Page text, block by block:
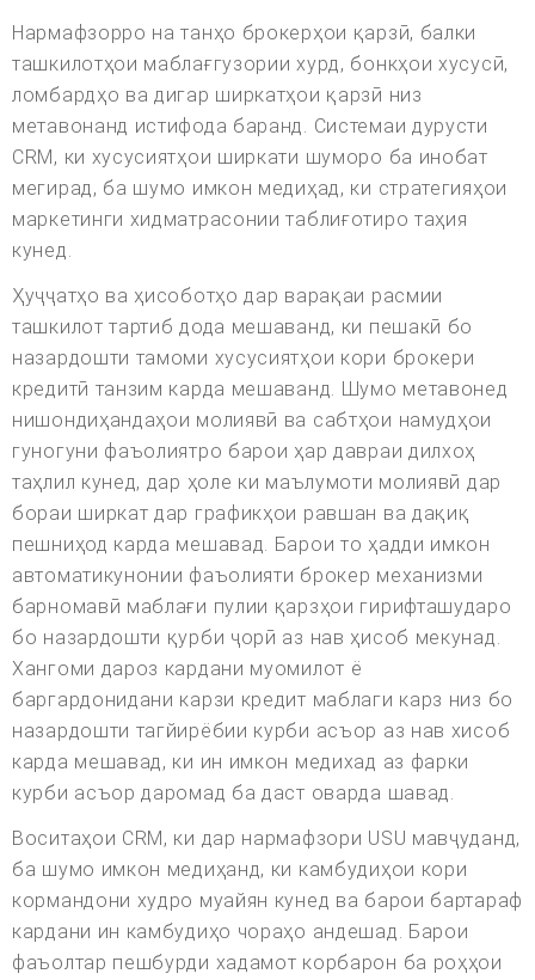
Нармафзорро на танҳо брокерҳои қарзӣ, балки
ташкилотҳои маблағгузории хурд, бонкҳои хусусӣ,
ломбардҳо ва дигар ширкатҳои қарзӣ низ
метавонанд истифода баранд. Системаи дурусти
CRM, ки хусусиятҳои ширкати шуморо ба инобат
мегирад, ба шумо имкон медиҳад, ки стратегияҳои
маркетинги хидматрасонии таблиғотиро таҳия
кунед.
Ҳуҷҷатҳо ва ҳисоботҳо дар варақаи расмии
ташкилот тартиб дода мешаванд, ки пешакӣ бо
назардошти тамоми хусусиятҳои кори брокери
кредитӣ танзим карда мешаванд. Шумо метавонед
нишондиҳандаҳои молиявӣ ва сабтҳои намудҳои
гуногуни фаъолиятро барои ҳар давраи дилхоҳ
таҳлил кунед, дар ҳоле ки маълумоти молиявӣ дар
бораи ширкат дар графикҳои равшан ва дақиқ
пешниҳод карда мешавад. Барои то ҳадди имкон
автоматикунонии фаъолияти брокер механизми
барномавӣ маблағи пулии қарзҳои гирифташударо
бо назардошти қурби ҷорӣ аз нав ҳисоб мекунад.
Хангоми дароз кардани муомилот ё
баргардонидани карзи кредит маблаги карз низ бо
назардошти тагйирёбии курби асъор аз нав хисоб
карда мешавад, ки ин имкон медихад аз фарки
курби асъор даромад ба даст оварда шавад.
Воситаҳои CRM, ки дар нармафзори USU мавҷуданд,
ба шумо имкон медиҳанд, ки камбудиҳои кори
кормандони худро муайян кунед ва барои бартараф
кардани ин камбудиҳо чораҳо андешад. Барои
фаъолтар пешбурди хадамот корбарон ба роҳҳои